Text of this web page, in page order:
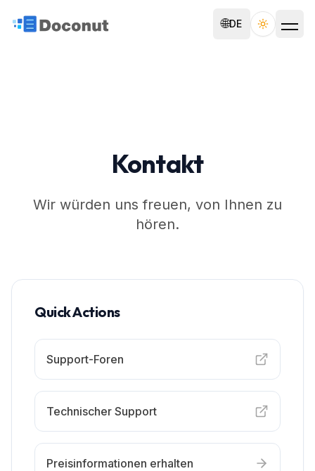
🌐DE Toggle
Kontakt
Wir würden uns freuen, von Ihnen zu
hören.
Quick Actions
Support-Foren
Technischer Support
Preisinformationen erhalten